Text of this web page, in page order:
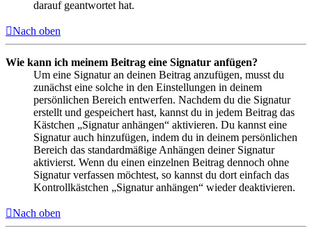
darauf geantwortet hat.
Nach oben
Wie kann ich meinem Beitrag eine Signatur anfügen?
Um eine Signatur an deinen Beitrag anzufügen, musst du
zunächst eine solche in den Einstellungen in deinem
persönlichen Bereich entwerfen. Nachdem du die Signatur
erstellt und gespeichert hast, kannst du in jedem Beitrag das
Kästchen „Signatur anhängen“ aktivieren. Du kannst eine
Signatur auch hinzufügen, indem du in deinem persönlichen
Bereich das standardmäßige Anhängen deiner Signatur
aktivierst. Wenn du einen einzelnen Beitrag dennoch ohne
Signatur verfassen möchtest, so kannst du dort einfach das
Kontrollkästchen „Signatur anhängen“ wieder deaktivieren.
Nach oben